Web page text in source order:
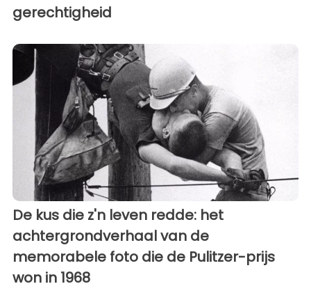
gerechtigheid
De kus die z'n leven redde: het
achtergrondverhaal van de
memorabele foto die de Pulitzer-prijs
won in 1968